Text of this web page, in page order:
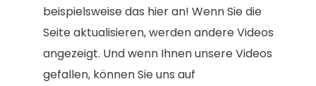
beispielsweise das hier an! Wenn Sie die
Seite aktualisieren, werden andere Videos
angezeigt. Und wenn Ihnen unsere Videos
gefallen, können Sie uns auf